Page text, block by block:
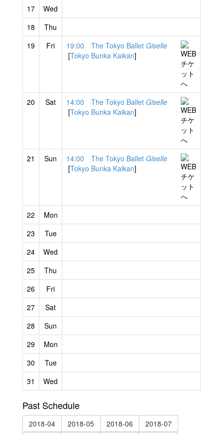
17
Wed
18
Thu
19
Fri 19:00 The Tokyo Ballet Giselle
[Tokyo Bunka Kaikan]
20 Sat 14:00 The Tokyo Ballet Giselle
[Tokyo Bunka Kaikan]
21 Sun 14:00 The Tokyo Ballet Giselle
[Tokyo Bunka Kaikan]
22
Mon
23
Tue
24
Wed
25
Thu
26
Fri
27
Sat
28
Sun
29
Mon
30
Tue
31
Wed
Past Schedule
2018-04 2018-05 2018-06
2018-07